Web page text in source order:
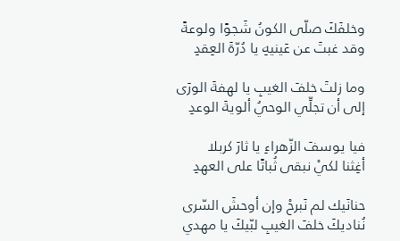
وخلفَكَ صلّى الكونُ شَجوًا ولوعةً
وقد غبتَ عن عَينيهِ يا دُرّةَ العِقدِ
وما زلتَ خلفَ الغيبِ يا لهفةَ الورَى
إلى أن تجلِّي الوحيُ ألويةَ الوعدِ
فيا يوسفَ الزّهراءِ يا ثارَ كربلا
أغِثنا لكيْ نبقى ثُباتًا على العهدِ
حنانَيك لم نَبرحْ وإن أوحشَ السّرى
نُناديكَ خلفَ الغيبِ لبّيكَ يا مهدي